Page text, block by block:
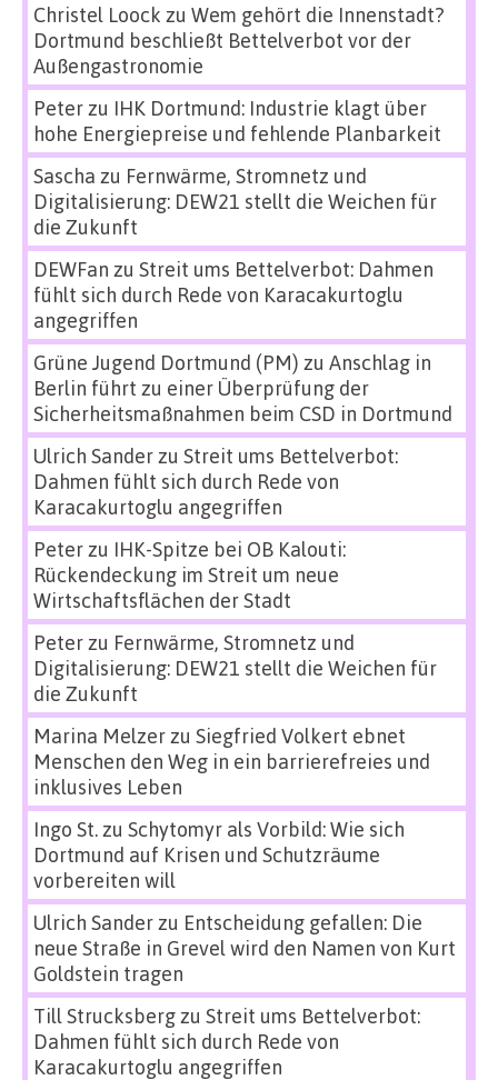
Christel Loock zu Wem gehört die Innenstadt?
Dortmund beschließt Bettelverbot vor der
Außengastronomie
Peterzu IHK Dortmund: Industrie klagt über
hohe Energiepreise und fehlende Planbarkeit
Sascha zu Fernwärme, Stromnetz und
Digitalisierung: DEW21 stellt die Weichen für
die Zukunft
DEWFan zu Streit ums Bettelverbot: Dahmen
fühlt sich durch Rede von Karacakurtoglu
angegriffen
Grüne Jugend Dortmund (PM) zu Anschlag in
Berlin führt zu einer Überprüfung der
Sicherheitsmaßnahmen beim CSD in Dortmund
Ulrich Sanderzu Streit ums Bettelverbot:
Dahmen fühlt sich durch Rede von
Karacakurtoglu angegriffen
Peterzu IHK-Spitze bei OB Kalouti:
Rückendeckung im Streit um neue
Wirtschaftsflächen der Stadt
Peterzu Fernwärme, Stromnetz und
Digitalisierung: DEW21 stellt die Weichen für
die Zukunft
Marina Melzerzu Siegfried Volkert ebnet
Menschen den Weg in ein barrierefreies und
inklusives Leben
Ingo St.zu Schytomyr als Vorbild: Wie sich
Dortmund auf Krisen und Schutzräume
vorbereiten will
Ulrich Sanderzu Entscheidung gefallen: Die
neue Straße in Grevel wird den Namen von Kurt
Goldstein tragen
Till Strucksbergzu Streit ums Bettelverbot:
Dahmen fühlt sich durch Rede von
Karacakurtoglu angegriffen